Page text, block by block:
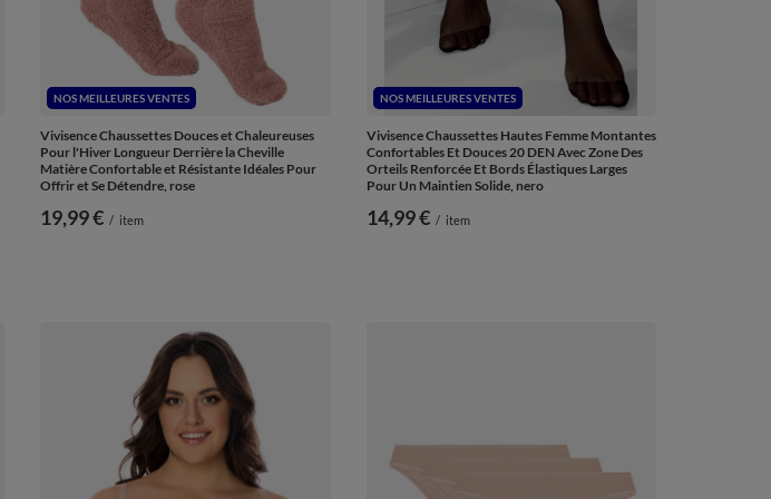
NOS MEILLEURES VENTES
Vivisence Chaussettes Douces et Chaleureuses
Pour l'Hiver Longueur Derrière la Cheville
Matière Confortable et Résistante Idéales Pour
Offrir et Se Détendre, rose
19,99 € / item
NOS MEILLEURES VENTES
Vivisence Chaussettes Hautes Femme Montantes
Confortables Et Douces 20 DEN Avec Zone Des
Orteils Renforcée Et Bords Élastiques Larges
Pour Un Maintien Solide, nero
14,99 € / item